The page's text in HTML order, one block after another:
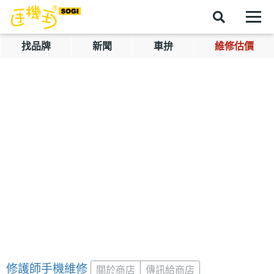
找品牌 新聞 車拚 維修估價
修護師手機維修 關於商店 傳訊給商店